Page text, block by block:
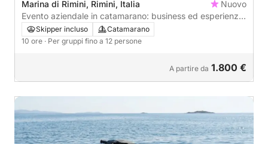
Marina di Rimini, Rimini, Italia
Nuovo
Evento aziendale in catamarano: business ed esperienza
esclusiva a Rimini
Skipper incluso
Catamarano
10 ore · Per gruppi fino a 12 persone
A partire da 1.800 €